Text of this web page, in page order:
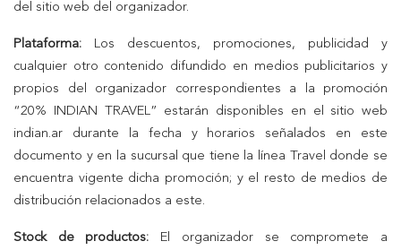
del sitio web del organizador.
Plataforma: Los descuentos, promociones, publicidad y
cualquier otro contenido difundido en medios publicitarios y
propios del organizador correspondientes a la promoción
“20% INDIAN TRAVEL” estarán disponibles en el sitio web
indian.ar durante la fecha y horarios señalados en este
documento y en la sucursal que tiene la línea Travel donde se
encuentra vigente dicha promoción; y el resto de medios de
distribución relacionados a este.
Stock de productos: El organizador se compromete a